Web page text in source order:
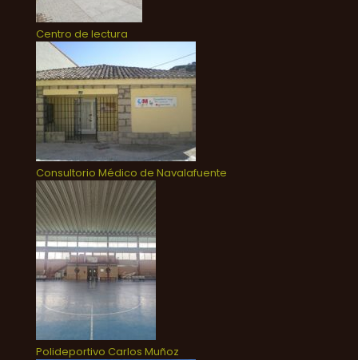
Centro de lectura
Consultorio Médico de Navalafuente
Polideportivo Carlos Muñoz